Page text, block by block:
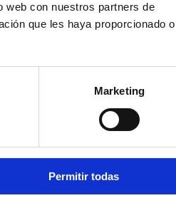
web con nuestros partners de
que les haya proporcionado o
Marketing
Permitir todas